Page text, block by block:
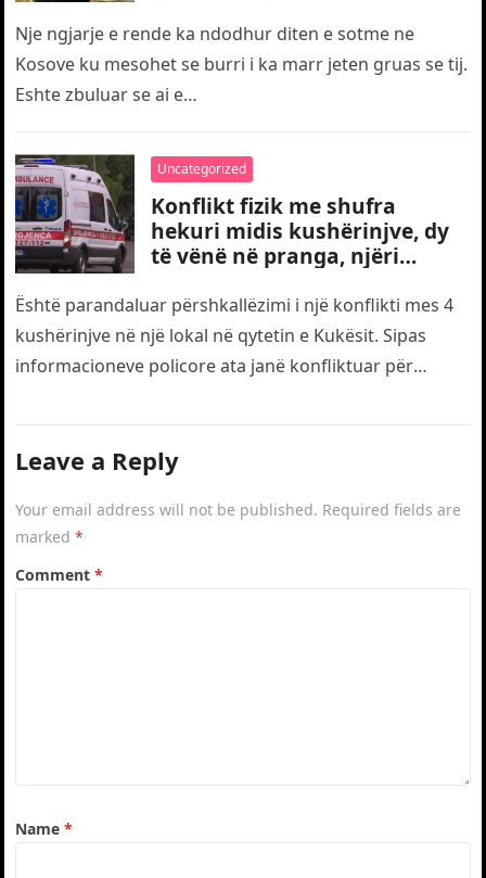
Nje ngjarje e rende ka ndodhur diten e sotme ne
Kosove ku mesohet se burri i ka marr jeten gruas se tij.
Eshte zbuluar se ai e…
Uncategorized
Konflikt fizik me shufra
hekuri midis kushërinjve, dy
të vënë në pranga, njëri
drejt traumës
Është parandaluar përshkallëzimi i një konflikti mes 4
kushërinjve në një lokal në qytetin e Kukësit. Sipas
informacioneve policore ata janë konfliktuar për
Leave a Reply
Your email address will not be published. Required fields are
marked*
Comment*
Name*